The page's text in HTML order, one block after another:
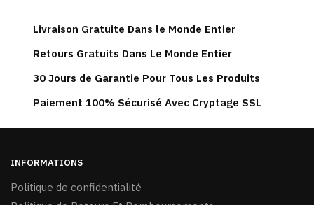
Livraison Gratuite Dans le Monde Entier
Retours Gratuits Dans Le Monde Entier
30 Jours de Garantie Pour Tous Les Produits
Paiement 100% Sécurisé Avec Cryptage SSL
INFORMATIONS
Politique de confidentialité